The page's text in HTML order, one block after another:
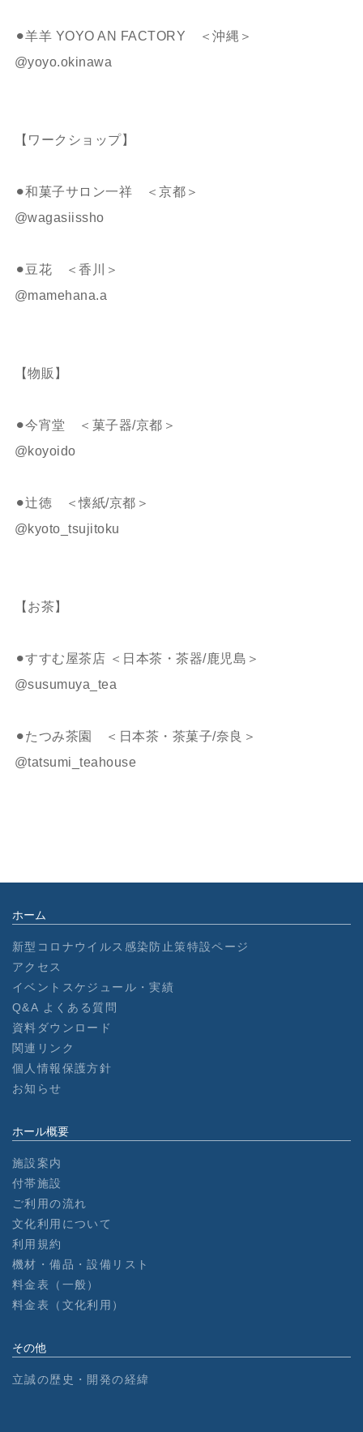
⚫︎羊羊 YOYO AN FACTORY ＜沖縄＞
@yoyo.okinawa
【ワークショップ】
⚫︎和菓子サロン一祥 ＜京都＞
@wagasiissho
⚫︎豆花 ＜香川＞
@mamehana.a
【物販】
⚫︎今宵堂 ＜菓子器/京都＞
@koyoido
⚫︎辻徳 ＜懐紙/京都＞
@kyoto_tsujitoku
【お茶】
⚫︎すすむ屋茶店 ＜日本茶・茶器/鹿児島＞
@susumuya_tea
⚫︎たつみ茶園 ＜日本茶・茶菓子/奈良＞
@tatsumi_teahouse
ホーム
新型コロナウイルス感染防止策特設ページ
アクセス
イベントスケジュール・実績
Q&A よくある質問
資料ダウンロード
関連リンク
個人情報保護方針
お知らせ
ホール概要
施設案内
付帯施設
ご利用の流れ
文化利用について
利用規約
機材・備品・設備リスト
料金表（一般）
料金表（文化利用）
その他
立誠の歴史・開発の経緯